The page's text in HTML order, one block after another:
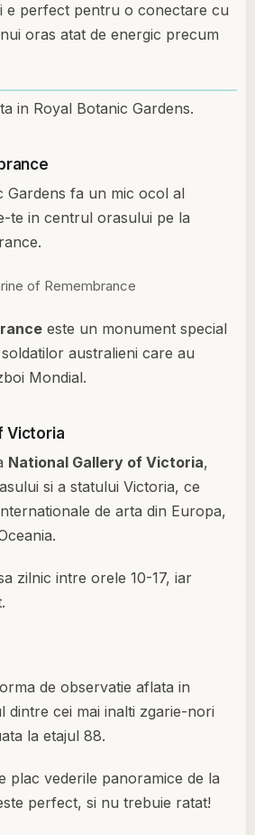
e perfect pentru o conectare cu
oras atat de energic precum
in Royal Botanic Gardens.
Gardens fa un mic ocol al
te in centrul orasului pe la
este un monument special
australieni care au
Mondial.
Victoria
National Gallery of Victoria,
si a statului Victoria, ce
de arta din Europa,
zilnic intre orele 10-17, iar
de observatie aflata in
dintre cei mai inalti zgarie-nori
la etajul 88.
plac vederile panoramice de la
perfect, si nu trebuie ratat!